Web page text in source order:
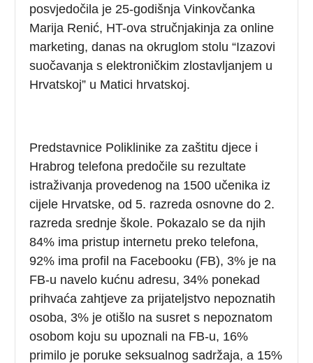
posvjedočila je 25-godišnja Vinkovčanka
Marija Renić, HT-ova stručnjakinja za online
marketing, danas na okruglom stolu “Izazovi
suočavanja s elektroničkim zlostavljanjem u
Hrvatskoj” u Matici hrvatskoj.
Predstavnice Poliklinike za zaštitu djece i
Hrabrog telefona predočile su rezultate
istraživanja provedenog na 1500 učenika iz
cijele Hrvatske, od 5. razreda osnovne do 2.
razreda srednje škole. Pokazalo se da njih
84% ima pristup internetu preko telefona,
92% ima profil na Facebooku (FB), 3% je na
FB-u navelo kućnu adresu, 34% ponekad
prihvaća zahtjeve za prijateljstvo nepoznatih
osoba, 3% je otišlo na susret s nepoznatom
osobom koju su upoznali na FB-u, 16%
primilo je poruke seksualnog sadržaja, a 15%